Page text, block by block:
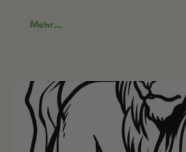
Mehr...